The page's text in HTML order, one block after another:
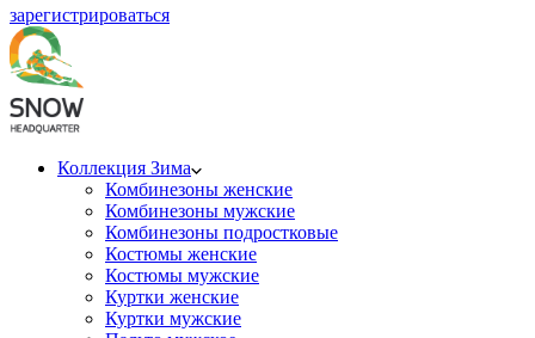
зарегистрироваться
Коллекция Зима
Комбинезоны женские
Комбинезоны мужские
Комбинезоны подростковые
Костюмы женские
Костюмы мужские
Куртки женские
Куртки мужские